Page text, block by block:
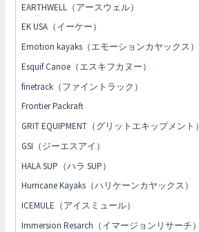
EARTHWELL（アースウェル）
EK USA（イーケー）
Emotion kayaks（エモーションカヤックス）
Esquif Canoe（エスキフカヌー）
finetrack（ファイントラック）
Frontier Packraft
GRIT EQUIPMENT（グリットエキップメント）
GSI（ジーエスアイ）
HALA SUP（ハラ SUP）
Hurricane Kayaks（ハリケーンカヤックス）
ICEMULE（アイスミュール）
Immersion Resarch（イマージョンリサーチ）